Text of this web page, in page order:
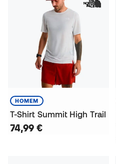
HOMEM
T-Shirt Summit High Trail
74,99 €